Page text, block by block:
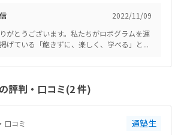
ラミングの知識なども豊富で、研修制度がかな
満足しています。カリキュラムは他教室と違っ
っておもしろいと感じました。びっくりしたの
トなど、他にもドローンや3Dプリンターなども
ずっと卒業まで何年も使うようで、子どもたち
るなと感じました。アプリを使った自宅学習や
2022/11/09
がとうございます。私たちがロボグラムを運
げている「飽きずに、楽しく、学べる」と...
評判・口コミ(2 件)
口コミ 通塾生